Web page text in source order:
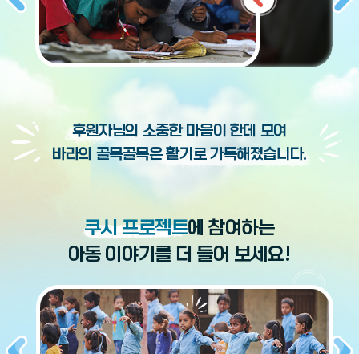
후원자님의 소중한 마음이 한데 모여
바라의 골목골목은 활기로 가득해졌습니다.
쿠시 프로젝트에 참여하는
아동 이야기를 더 들어 보세요!